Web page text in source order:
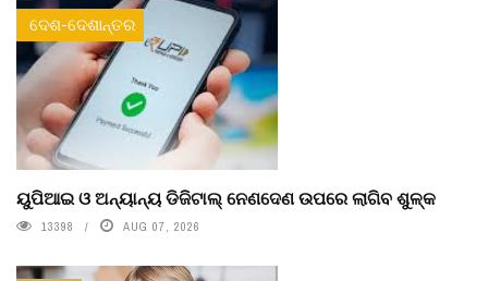
ଦେଶ-ଦେଶାନ୍ତର
ୟୁପିଆଇ ଓ ଅନ୍ୟାନ୍ୟ ଡିଜିଟାଲ୍ ନେଣଦେଣ ଉପରେ ଲାଗିବ ଶୁଳ୍କ
13398 AUG 07, 2026